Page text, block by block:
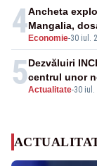
4 Economie-30 iul.
Ancheta
Mangalia,
5Actualitate-30 iul.
Dezvăluiri
centrul unor